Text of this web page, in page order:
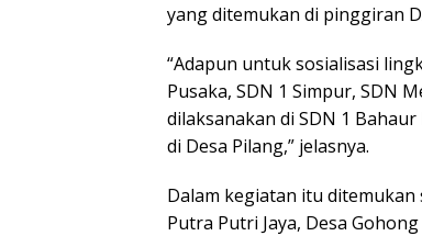
yang ditemukan di pinggiran
“Adapun untuk sosialisasi
Pusaka, SDN 1 Simpur, SDN
dilaksanakan di SDN 1
di Desa Pilang,” jelasnya.
Dalam kegiatan itu ditemukan
Putra Putri Jaya, Desa